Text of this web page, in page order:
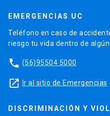
EMERGENCIAS UC
Teléfono en caso de
riesgo tu vida dentro de algún
phone (56)95504 5000
launch Ir al sitio de Emergencias
DISCRIMINACIÓN Y